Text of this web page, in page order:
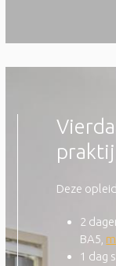
Deze
2
BA5,
1 dag